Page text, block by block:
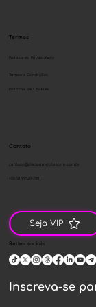
Termos
Política de Privacidade
Termos e Condições
Políticas de Cookies
Contato
contato@declarandobitcoin.com.br
+55 51 99520-7881
Redes sociais
Seja VIP
Inscreva-se